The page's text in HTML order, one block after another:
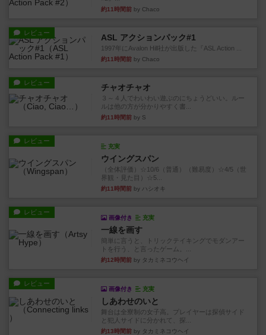
約11時間前 by Chaco
レビュー ASL アクションパック#1
1997年にAvalon Hill社が出版した『ASL Action ...
約11時間前 by Chaco
レビュー チャオチャオ
３～４人でわいわい遊ぶのにちょうどいい。ルー
ルは他の方が分かりやすく書...
約11時間前 by S
レビュー
充実
ウイングスパン
（全体評価）☆10/6（普通）（難易度）☆4/5（世
界観・見た目）☆5...
約11時間前 by ハシオキ
レビュー
画像付き 充実
一線を画す
簡単に言うと、トリックテイキングでモダンアー
トを行う、と言ったゲーム。...
約12時間前 by タカミネコウヘイ
レビュー
画像付き 充実
しあわせのいと
舞台は全寮制の女子高。プレイヤーは探偵サイド
と犯人サイドに分かれて、探...
約13時間前 by タカミネコウヘイ